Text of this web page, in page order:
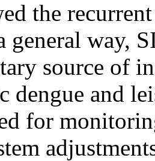
the
general way,
source of
dengue and
for